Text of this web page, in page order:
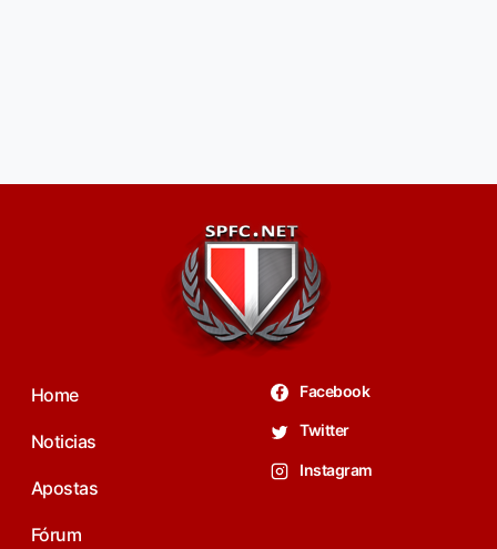
Home
Noticias
Apostas
Fórum
Facebook
Twitter
Instagram